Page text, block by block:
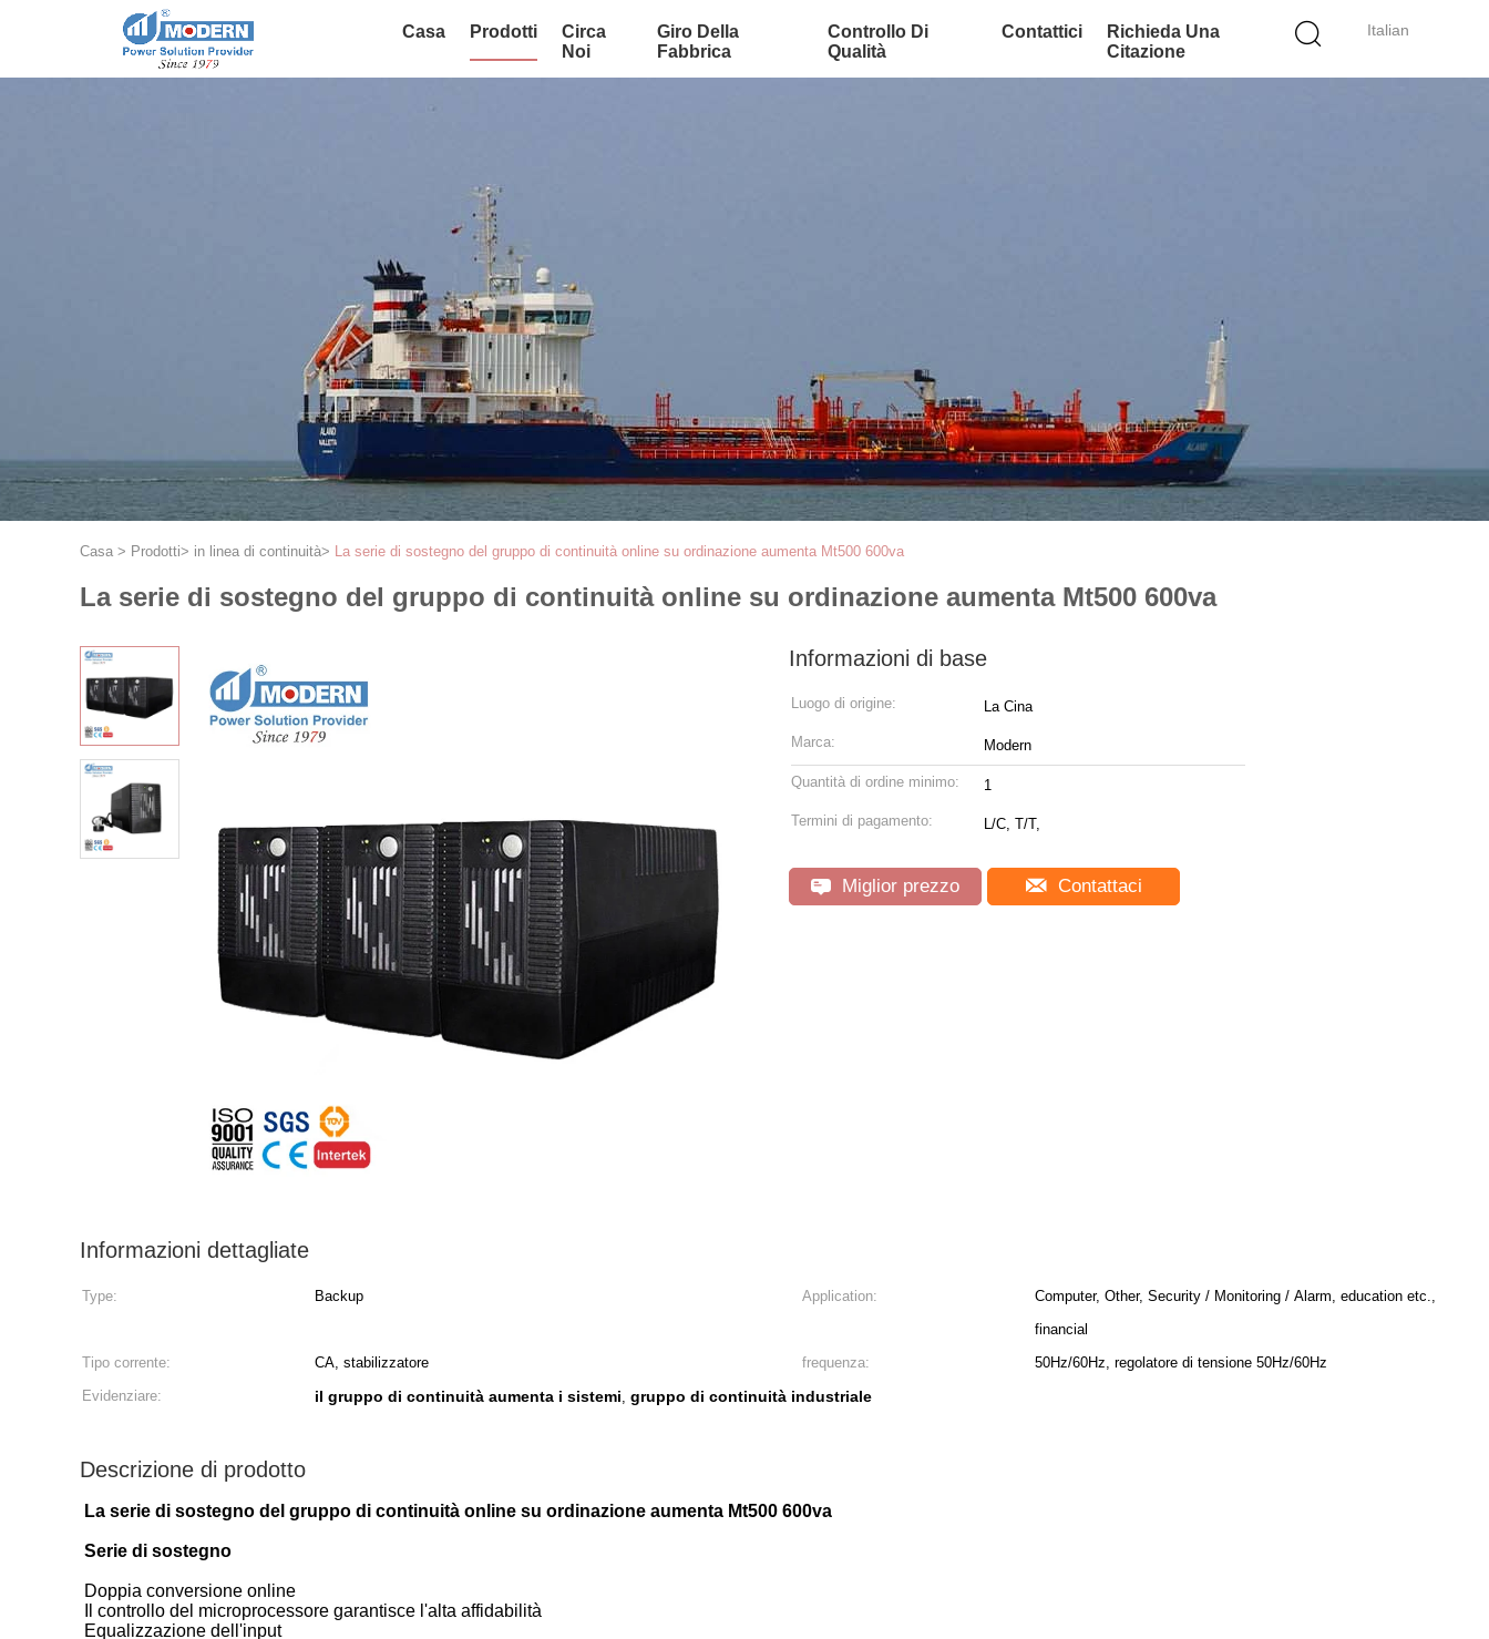
Italian
Casa Prodotti
Circa
Noi
Giro Della
Fabbrica
Controllo Di
Qualità
Contattici
Richieda Una
Citazione
Casa > Prodotti> in linea di continuità> La serie di sostegno del gruppo di continuità online su ordinazione aumenta Mt500 600va
La serie di sostegno del gruppo di continuità online su ordinazione aumenta Mt500 600va
Informazioni di base
Luogo di origine: La Cina
Marca: Modern
Quantità di ordine minimo: 1
Termini di pagamento: L/C, T/T,
Miglior prezzo Contattaci
Informazioni dettagliate
Type: Backup Application:
Computer, Other, Security / Monitoring / Alarm, education etc.,
financial
Tipo corrente:
CA, stabilizzatore frequenza:
50Hz/60Hz, regolatore di tensione 50Hz/60Hz
Evidenziare:
il gruppo di continuità aumenta i sistemi, gruppo di continuità industriale
Descrizione di prodotto
La serie di sostegno del gruppo di continuità online su ordinazione aumenta Mt500 600va
Serie di sostegno
Doppia conversione online
Il controllo del microprocessore garantisce l'alta affidabilità
Equalizzazione dell'input